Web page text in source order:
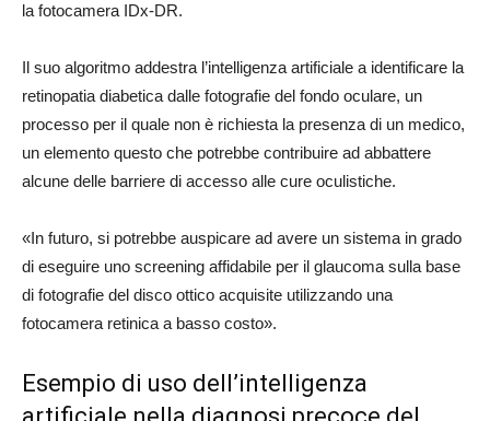
la fotocamera IDx-DR.
Il suo algoritmo addestra l’intelligenza artificiale a identificare la
retinopatia diabetica dalle fotografie del fondo oculare, un
processo per il quale non è richiesta la presenza di un medico,
un elemento questo che potrebbe contribuire ad abbattere
alcune delle barriere di accesso alle cure oculistiche.
«In futuro, si potrebbe auspicare ad avere un sistema in grado
di eseguire uno screening affidabile per il glaucoma sulla base
di fotografie del disco ottico acquisite utilizzando una
fotocamera retinica a basso costo».
Esempio di uso dell’intelligenza